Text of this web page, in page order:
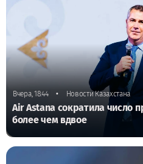
Вчера, 18:44 • Новости Казахстана
Air Astana сократила число
более чем вдвое